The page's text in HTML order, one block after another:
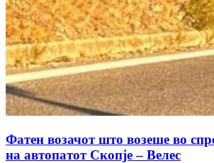
Фатен возачот што возеше во
на автопатот Скопје – Велес